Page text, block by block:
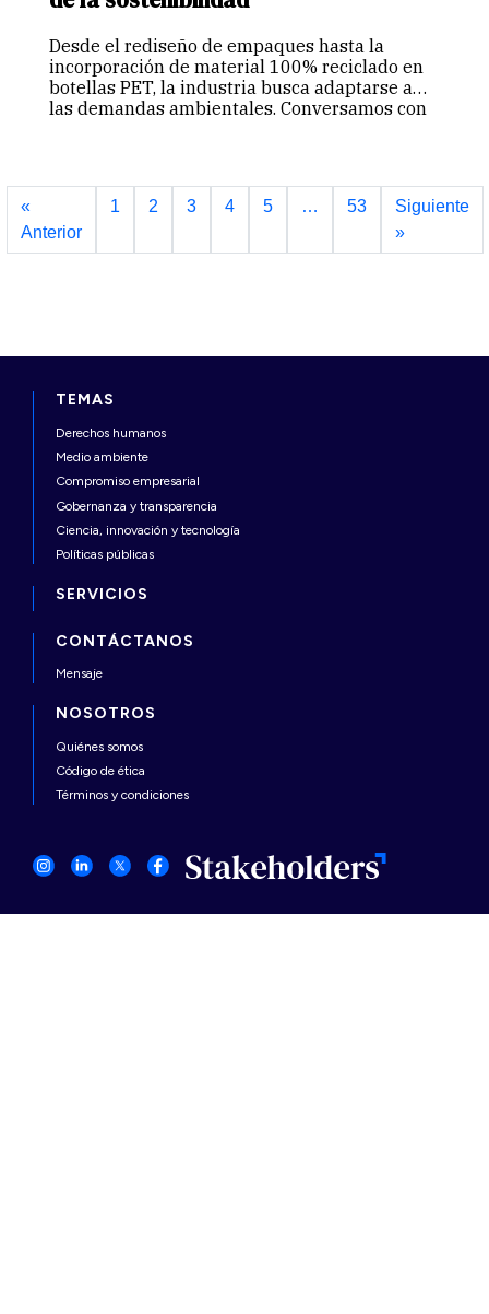
Desde el rediseño de empaques hasta la
incorporación de material 100% reciclado en
botellas PET, la industria busca adaptarse a
las demandas ambientales. Conversamos con
«
Anterior
1 2 3 4 5 … 53
Siguiente
»
TEMAS
Derechos humanos
Medio ambiente
Compromiso empresarial
Gobernanza y transparencia
Ciencia, innovación y tecnología
Políticas públicas
SERVICIOS
CONTÁCTANOS
Mensaje
NOSOTROS
Quiénes somos
Código de ética
Términos y condiciones